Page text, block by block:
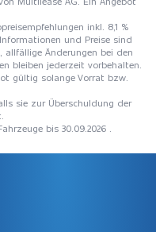
inkl. 8,1 %
und Preise sind
Änderungen bei den
bleiben jederzeit vorbehalten.
gültig solange Vorrat bzw.
sie zur Überschuldung der
bis 30.09.2026 .